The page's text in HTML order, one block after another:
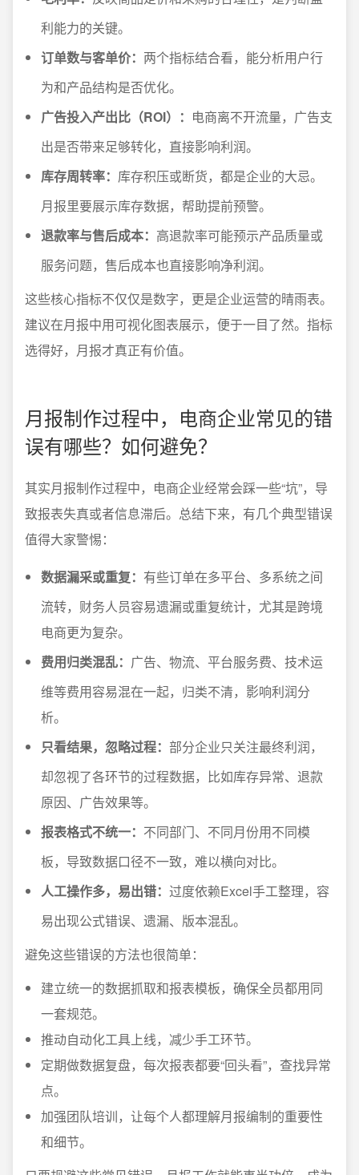
利能力的关键。
订单数与客单价： 两个指标结合看，能分析用户行
为和产品结构是否优化。
广告投入产出比（ROI）： 电商离不开流量，广告支
出是否带来足够转化，直接影响利润。
库存周转率： 库存积压或断货，都是企业的大忌。
月报里要展示库存数据，帮助提前预警。
退款率与售后成本： 高退款率可能预示产品质量或
服务问题，售后成本也直接影响净利润。
这些核心指标不仅仅是数字，更是企业运营的晴雨表。
建议在月报中用可视化图表展示，便于一目了然。指标
选得好，月报才真正有价值。
月报制作过程中，电商企业常见的错
误有哪些？如何避免？
其实月报制作过程中，电商企业经常会踩一些“坑”，导
致报表失真或者信息滞后。总结下来，有几个典型错误
值得大家警惕：
数据漏采或重复： 有些订单在多平台、多系统之间
流转，财务人员容易遗漏或重复统计，尤其是跨境
电商更为复杂。
费用归类混乱： 广告、物流、平台服务费、技术运
维等费用容易混在一起，归类不清，影响利润分
析。
只看结果，忽略过程： 部分企业只关注最终利润，
却忽视了各环节的过程数据，比如库存异常、退款
原因、广告效果等。
报表格式不统一： 不同部门、不同月份用不同模
板，导致数据口径不一致，难以横向对比。
人工操作多，易出错： 过度依赖Excel手工整理，容
易出现公式错误、遗漏、版本混乱。
避免这些错误的方法也很简单：
建立统一的数据抓取和报表模板，确保全员都用同
一套规范。
推动自动化工具上线，减少手工环节。
定期做数据复盘，每次报表都要“回头看”，查找异常
点。
加强团队培训，让每个人都理解月报编制的重要性
和细节。